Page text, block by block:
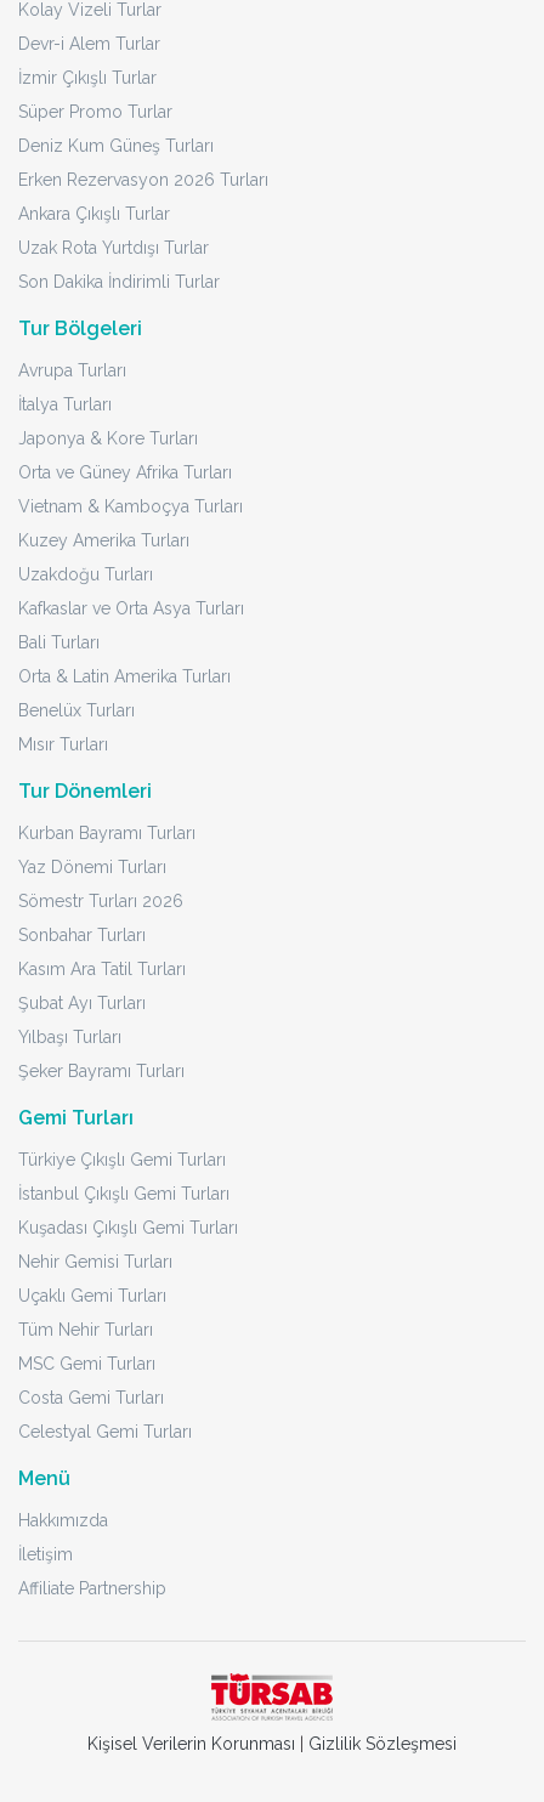
Kolay Vizeli Turlar
Devr-i Alem Turlar
İzmir Çıkışlı Turlar
Süper Promo Turlar
Deniz Kum Güneş Turları
Erken Rezervasyon 2026 Turları
Ankara Çıkışlı Turlar
Uzak Rota Yurtdışı Turlar
Son Dakika İndirimli Turlar
Tur Bölgeleri
Avrupa Turları
İtalya Turları
Japonya & Kore Turları
Orta ve Güney Afrika Turları
Vietnam & Kamboçya Turları
Kuzey Amerika Turları
Uzakdoğu Turları
Kafkaslar ve Orta Asya Turları
Bali Turları
Orta & Latin Amerika Turları
Benelüx Turları
Mısır Turları
Tur Dönemleri
Kurban Bayramı Turları
Yaz Dönemi Turları
Sömestr Turları 2026
Sonbahar Turları
Kasım Ara Tatil Turları
Şubat Ayı Turları
Yılbaşı Turları
Şeker Bayramı Turları
Gemi Turları
Türkiye Çıkışlı Gemi Turları
İstanbul Çıkışlı Gemi Turları
Kuşadası Çıkışlı Gemi Turları
Nehir Gemisi Turları
Uçaklı Gemi Turları
Tüm Nehir Turları
MSC Gemi Turları
Costa Gemi Turları
Celestyal Gemi Turları
Menü
Hakkımızda
İletişim
Affiliate Partnership
Kişisel Verilerin Korunması Gizlilik Sözleşmesi